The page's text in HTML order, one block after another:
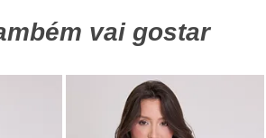
vai gostar